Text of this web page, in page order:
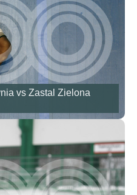
vs Zastal Zielona